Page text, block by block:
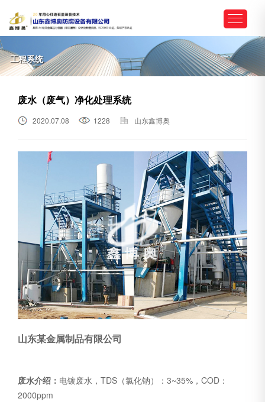
工程系统
废水（废气）净化处理系统
2020.07.08 1228 山东鑫博奥
山东某金属制品有限公司
废水介绍： 电镀废水，TDS（氯化钠）：3~35%，COD：
2000ppm